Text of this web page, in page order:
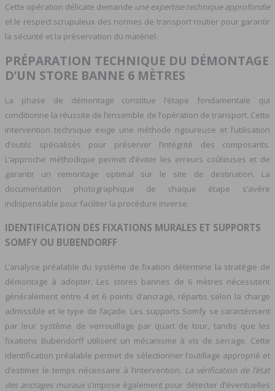
Cette opération délicate demande une expertise technique approfondie
et le respect scrupuleux des normes de transport routier pour garantir
la sécurité et la préservation du matériel.
PRÉPARATION TECHNIQUE DU DÉMONTAGE
D’UN STORE BANNE 6 MÈTRES
La phase de démontage constitue l’étape fondamentale qui
conditionne la réussite de l’ensemble de l’opération de transport. Cette
intervention technique exige une méthode rigoureuse et l’utilisation
d’outils spécialisés pour préserver l’intégrité des composants.
L’approche méthodique permet d’éviter les erreurs coûteuses et de
garantir un remontage optimal sur le site de destination. La
documentation photographique de chaque étape s’avère
indispensable pour faciliter la procédure inverse.
IDENTIFICATION DES FIXATIONS MURALES ET SUPPORTS
SOMFY OU BUBENDORFF
L’analyse préalable du système de fixation détermine la stratégie de
démontage à adopter. Les stores bannes de 6 mètres nécessitent
généralement entre 4 et 6 points d’ancrage, répartis selon la charge
admissible et le type de façade. Les supports Somfy se caractérisent
par leur système de verrouillage par quart de tour, tandis que les
fixations Bubendorff utilisent un mécanisme à vis de serrage. Cette
identification préalable permet de sélectionner l’outillage approprié et
d’estimer le temps nécessaire à l’intervention. La vérification de l’état
des ancrages muraux s’impose également pour détecter d’éventuelles